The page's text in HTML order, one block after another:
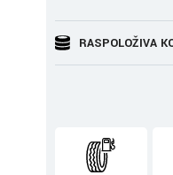
RASPOLOŽIVA